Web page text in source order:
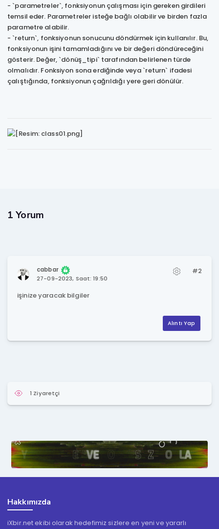
- `parametreler`, fonksiyonun çalışması için gereken girdileri
temsil eder. Parametreler isteğe bağlı olabilir ve birden fazla
parametre alabilir.
- `return`, fonksiyonun sonucunu döndürmek için kullanılır. Bu,
fonksiyonun işini tamamladığını ve bir değeri döndüreceğini
gösterir. Değer, `dönüş_tipi` tarafından belirlenen türde
olmalıdır. Fonksiyon sona erdiğinde veya `return` ifadesi
çalıştığında, fonksiyonun çağrıldığı yere geri dönülür.
1 Yorum
cabbar
27-09-2023, Saat: 19:50
#2
işinize yaracak bilgiler
Alıntı Yap
1 Ziyaretçi
Hakkımızda
iXbir.net ekibi olarak hedefimiz sizlere en yeni ve yararlı